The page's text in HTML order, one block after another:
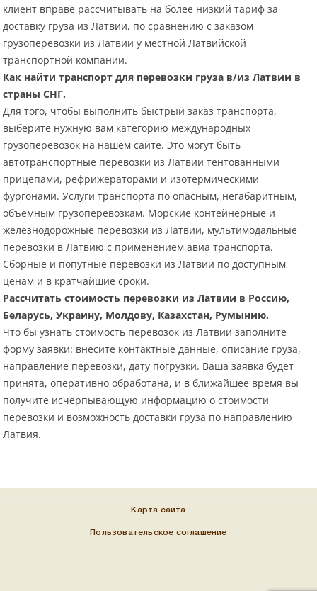
клиент вправе рассчитывать на более низкий тариф за
доставку груза из Латвии, по сравнению с заказом
грузоперевозки из Латвии у местной Латвийской
транспортной компании.
Как найти транспорт для перевозки груза в/из Латвии в
страны СНГ.
Для того, чтобы выполнить быстрый заказ транспорта,
выберите нужную вам категорию международных
грузоперевозок на нашем сайте. Это могут быть
автотранспортные перевозки из Латвии тентованными
прицепами, рефрижераторами и изотермическими
фургонами. Услуги транспорта по опасным, негабаритным,
объемным грузоперевозкам. Морские контейнерные и
железнодорожные перевозки из Латвии, мультимодальные
перевозки в Латвию с применением авиа транспорта.
Сборные и попутные перевозки из Латвии по доступным
ценам и в кратчайшие сроки.
Рассчитать стоимость перевозки из Латвии в Россию,
Беларусь, Украину, Молдову, Казахстан, Румынию.
Что бы узнать стоимость перевозок из Латвии заполните
форму заявки: внесите контактные данные, описание груза,
направление перевозки, дату погрузки. Ваша заявка будет
принята, оперативно обработана, и в ближайшее время вы
получите исчерпывающую информацию о стоимости
перевозки и возможность доставки груза по направлению
Латвия.
Карта сайта
Пользовательское соглашение